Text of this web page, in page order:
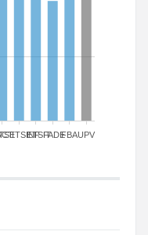
ETSINFETSITFADEFBAUPV